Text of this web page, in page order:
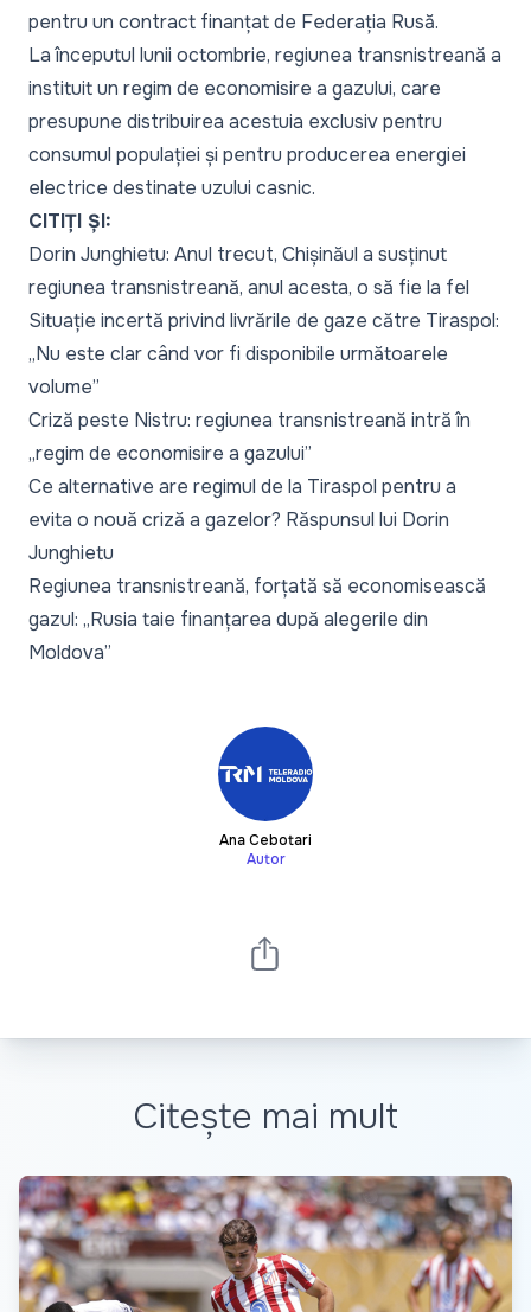
pentru un contract finanțat de Federația Rusă.
La începutul lunii octombrie, regiunea transnistreană a
instituit un regim de economisire a gazului, care
presupune distribuirea acestuia exclusiv pentru
consumul populației și pentru producerea energiei
electrice destinate uzului casnic.
CITIȚI ȘI:
Dorin Junghietu: Anul trecut, Chișinăul a susținut
regiunea transnistreană, anul acesta, o să fie la fel
Situație incertă privind livrările de gaze către Tiraspol:
„Nu este clar când vor fi disponibile următoarele
volume”
Criză peste Nistru: regiunea transnistreană intră în
„regim de economisire a gazului”
Ce alternative are regimul de la Tiraspol pentru a
evita o nouă criză a gazelor? Răspunsul lui Dorin
Junghietu
Regiunea transnistreană, forțată să economisească
gazul: „Rusia taie finanțarea după alegerile din
Moldova”
Ana Cebotari
Autor
Citește mai mult